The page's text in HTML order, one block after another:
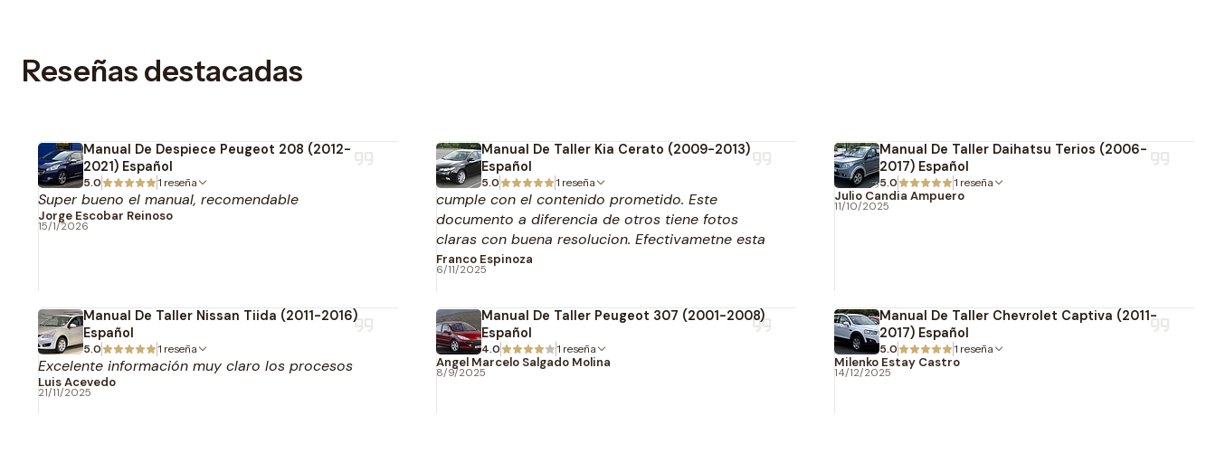
Reseñas destacadas
Manual De Despiece Peugeot 208 (2012-
2021) Español
5.0 1 reseña
Super bueno el manual, recomendable
Jorge Escobar Reinoso
15/1/2026
Manual De Taller Kia Cerato (2009-2013)
Español
5.0 1 reseña
cumple con el contenido prometido. Este
documento a diferencia de otros tiene fotos
claras con buena resolucion. Efectivametne esta
en español.
Franco Espinoza
6/11/2025
Manual De Taller Daihatsu Terios (2006-
2017) Español
5.0 1 reseña
Julio Candia Ampuero
11/10/2025
Manual De Taller Nissan Tiida (2011-2016)
Español
5.0 1 reseña
Excelente información muy claro los procesos
Luis Acevedo
21/11/2025
Manual De Taller Peugeot 307 (2001-2008)
Español
4.0 1 reseña
Angel Marcelo Salgado Molina
8/9/2025
Manual De Taller Chevrolet Captiva (2011-
2017) Español
5.0 1 reseña
Milenko Estay Castro
14/12/2025